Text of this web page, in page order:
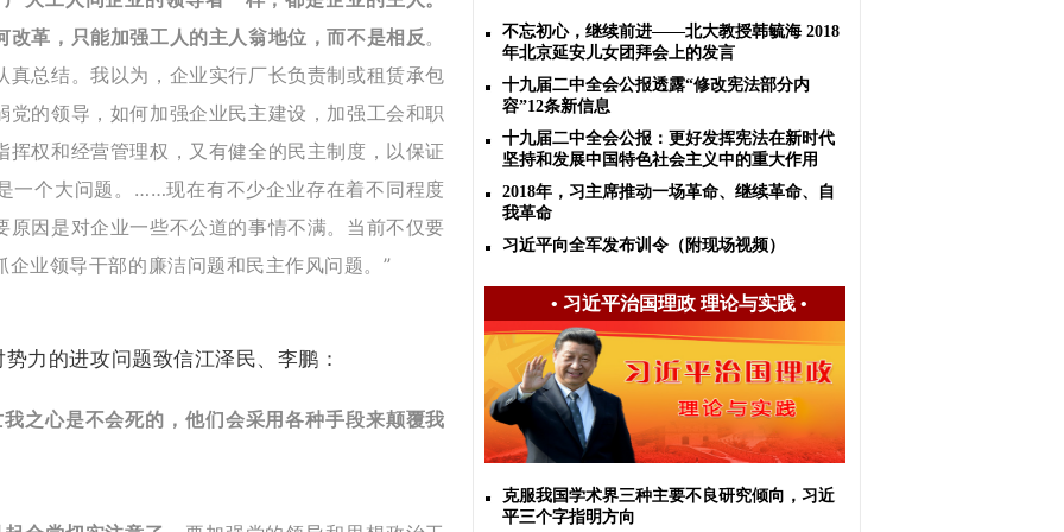
革，只能加强工人的主人翁地位，而不是相反。
总结。我以为，企业实行厂长负责制或租赁承包
的领导，如何加强企业民主建设，加强工会和职
权和经营管理权，又有健全的民主制度，以保证
一个大问题。……现在有不少企业存在着不同程度
因是对企业一些不公道的事情不满。当前不仅要
业领导干部的廉洁问题和民主作风问题。”
力的进攻问题致信江泽民、李鹏：
之心是不会死的，他们会采用各种手段来颠覆我
不忘初心，继续前进——北大教授韩毓海 2018
年北京延安儿女团拜会上的发言
十九届二中全会公报透露“修改宪法部分内
容”12条新信息
十九届二中全会公报：更好发挥宪法在新时代
坚持和发展中国特色社会主义中的重大作用
2018年，习主席推动一场革命、继续革命、自
我革命
习近平向全军发布训令（附现场视频）
• 习近平治国理政 理论与实践•
克服我国学术界三种主要不良研究倾向，习近
平三个字指明方向